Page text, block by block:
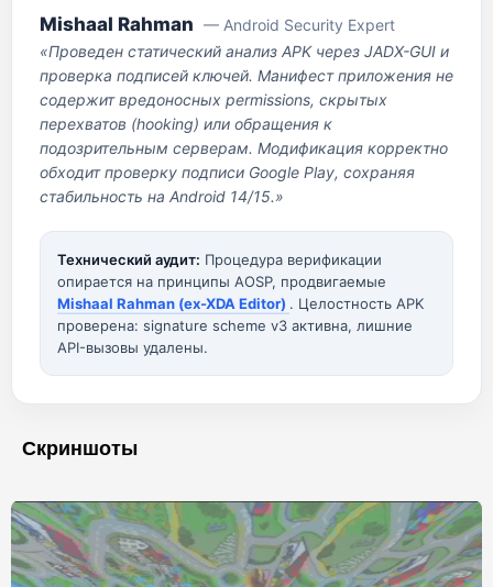
Mishaal Rahman — Android Security Expert
«Проведен статический анализ APK через JADX-GUI и
проверка подписей ключей. Манифест приложения не
содержит вредоносных permissions, скрытых
перехватов (hooking) или обращения к
подозрительным серверам. Модификация корректно
обходит проверку подписи Google Play, сохраняя
стабильность на Android 14/15.»
Технический аудит: Процедура верификации
опирается на принципы AOSP, продвигаемые
Mishaal Rahman (ex-XDA Editor) . Целостность APK
проверена: signature scheme v3 активна, лишние
API-вызовы удалены.
Скриншоты